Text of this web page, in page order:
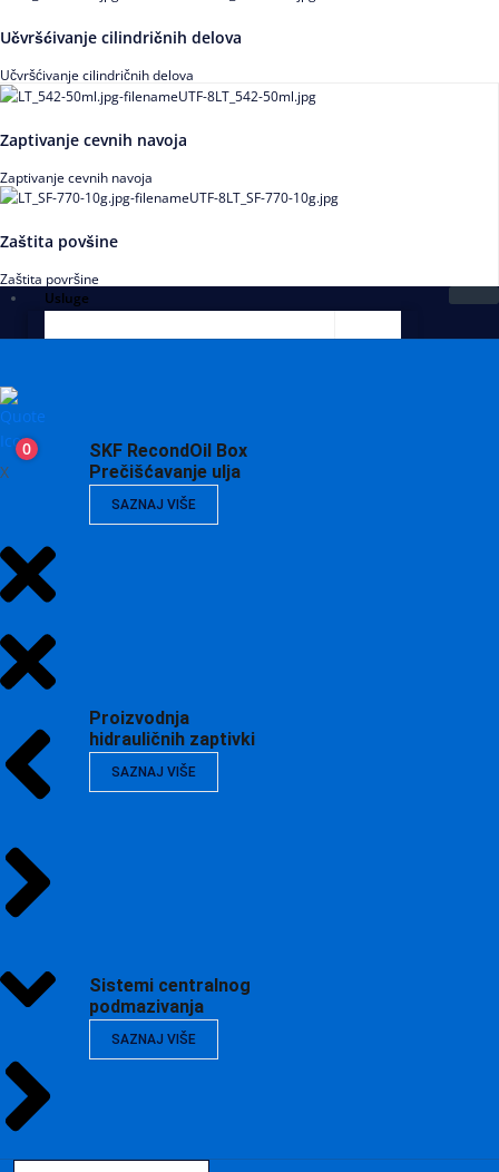
Učvršćivanje cilindričnih delova
Učvršćivanje cilindričnih delova
Zaptivanje cevnih navoja
Zaptivanje cevnih navoja
Zaštita povšine
Zaštita površine
Usluge
SKF RecondOil Box
Prečišćavanje ulja
SAZNAJ VIŠE
Proizvodnja
hidrauličnih zaptivki
SAZNAJ VIŠE
Sistemi centralnog
podmazivanja
SAZNAJ VIŠE
0
X